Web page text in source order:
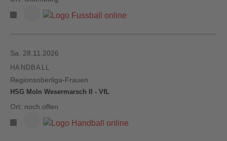
Sa. 28.11.2026
HANDBALL
Regionsoberliga-Frauen
HSG MoIn Wesermarsch II - VfL
Ort: noch offen